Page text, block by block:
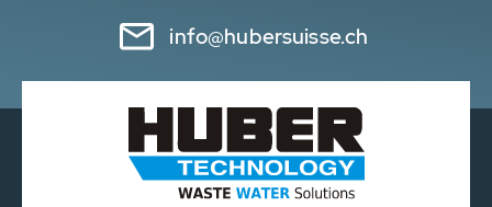
info@hubersuisse.ch